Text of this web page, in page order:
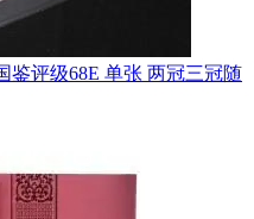
鉴评级68E 单张 两冠三冠随